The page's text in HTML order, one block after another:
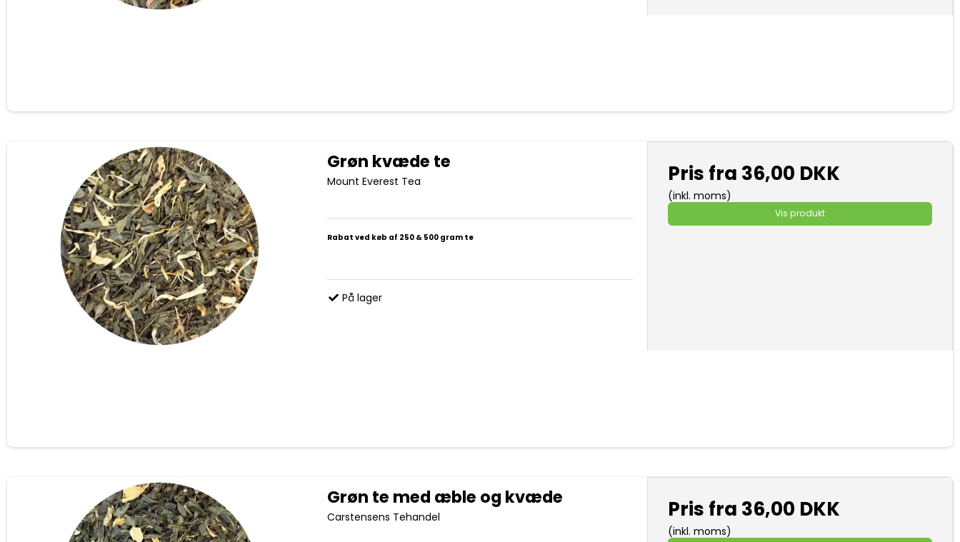
Grøn kvæde te
Mount Everest Tea
Rabat ved køb af 250 & 500 gram te
På lager
Pris fra 36,00 DKK
(inkl. moms)
Vis produkt
Grøn te med æble og kvæde
Carstensens Tehandel Pris fra 36,00 DKK
(inkl. moms)